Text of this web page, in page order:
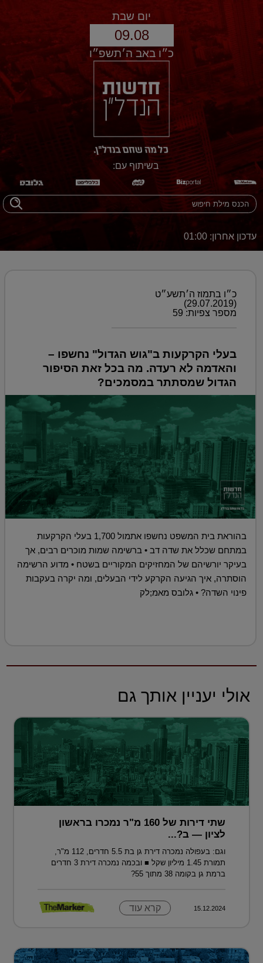
יום שבת
09.08
כ״ו באב ה׳תשפ״ו
בשיתוף עם:
עדכון אחרון: 01:00
כ״ו בתמוז ה׳תשע״ט
(29.07.2019)
מספר צפיות: 59
בעלי הקרקעות ב"גוש הגדול" נחשפו –
והאדמה לא רעדה. מה בכל זאת הסיפור
הגדול שמסתתר במסמכים?
בהוראת בית המשפט נחשפו אתמול 1,700 בעלי הקרקעות
במתחם שכלל את שדה דב • ברשימה שמות מוכרים רבים, אך
בעיקר יורשיהם של המחזיקים המקוריים בשטח • מדוע הרשימה
הוסתרה, איך הגיעה הקרקע לידי הבעלים, ומה יקרה בעקבות
פינוי השדה? • גלובס מאמ;לק
אולי יעניין אותך גם
שתי דירות של 160 מ"ר נמכרו בראשון
לציון — ב?...
וגם: בעפולה נמכרה דירת גן בת 5.5 חדרים, 112 מ"ר,
תמורת 1.45 מיליון שקל ■ ובכמה נמכרה דירת 3 חדרים
ברמת גן בקומה 38 מתוך 55?
15.12.2024 קרא עוד